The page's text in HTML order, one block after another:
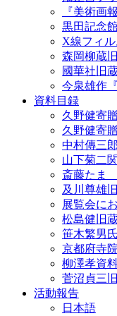
『美術画
黒田記念
X線フィ
森岡柳蔵
國華社旧
今泉雄作
資料目録
久野健寄
久野健寄
中村傳三
山下菊二
斎藤たま
及川尊雄
展覧会に
松島健旧
笹木繁男
京都府寺
柳澤孝資
菅沼貞三
活動報告
日本語